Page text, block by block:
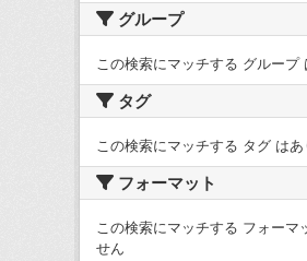
グループ
この検索にマッチする グループ
タグ
この検索にマッチする タグ は
フォーマット
この検索にマッチする フォーマ
せん